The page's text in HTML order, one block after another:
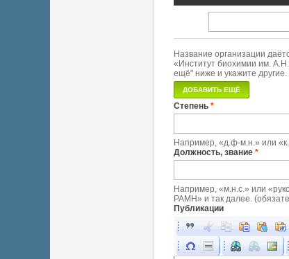
Название организации
«Институт биохимии им.
ещё" ниже и укажите другие.
Степень *
Например, «д.ф-м.н.» или
Должность, звание *
Например, «м.н.с.» или
РАМН» и так далее.
Публикации